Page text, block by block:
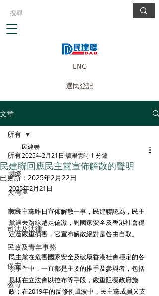
ENG
選民登記
文章
所有
國際
大灣區
兩會
司法及法律
民政及青年事務
保安
教育
所有
民建聯回應民主黨宣佈解散的聲明
民建聯
2025年2月21日 讀畢需時 1 分鐘
已更新： 2025年2月22日
2025年2月21日
就民主黨昨日宣佈解散一事，民建聯認為，民主
黨過去路線越走偏激，對國家安全及香港社會穩
定造嚴重損害，它宣布解散絕對是咎由自取。
民主黨在危害國家安全及破壞香港社會穩定的各
項事件中，一直都是主要的推手及參與者，包括
長期在立法會以拉布等手段，嚴重阻礙政府施
政；在2019年的反修例風波中，民主黨成員又支